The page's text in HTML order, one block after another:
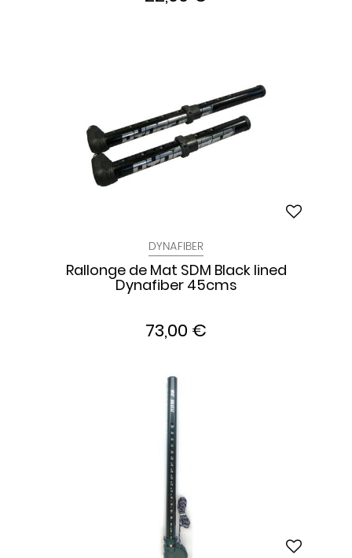
DYNAFIBER
Rallonge de Mat SDM Black lined
Dynafiber 45cms
73,00 €